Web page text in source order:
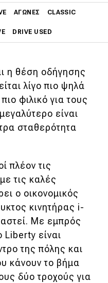
ΑΓΏΝΕΣ CLASSIC
DRIVE USED
στο facelift
μοντέρνο και
η θέση οδήγησης
λίγο πιο ψηλά
φιλικό για τους
είναι
σταθερότητα
πλέον τις
τις καλές
ο οικονομικός
κινητήρας i-
Με εμπρός
Liberty είναι
της πόλης και
κάνουν το βήμα
δύο τροχούς για